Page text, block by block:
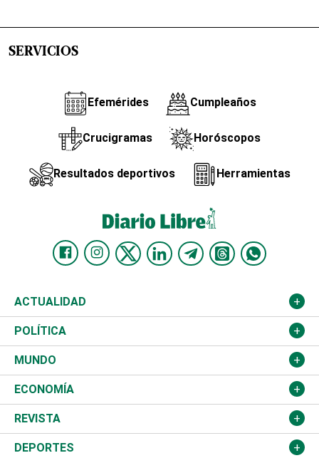
SERVICIOS
Efemérides Cumpleaños
Crucigramas Horóscopos
Resultados deportivos Herramientas
ACTUALIDAD
Nacional
Ciudad
Educación
Salud
Justicia
POLÍTICA
Partidos
JCE
TSE
Congreso Nacional
MUNDO
Estados Unidos
América Latina
Haití
ECONOMÍA
Finanzas
Turismo
REVISTA
Música
DEPORTES